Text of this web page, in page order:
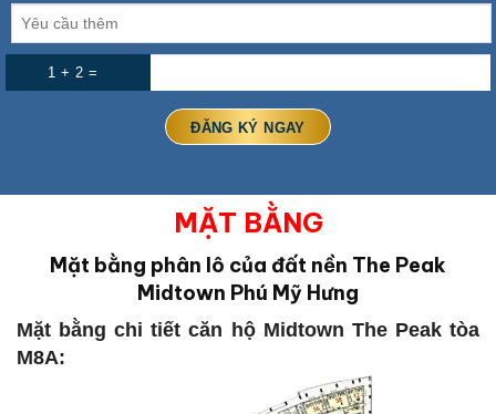
1 + 2 =
MẶT BẰNG
Mặt bằng phân lô của đất nền The Peak
Midtown Phú Mỹ Hưng
Mặt bằng chi tiết căn hộ Midtown The Peak tòa
M8A: